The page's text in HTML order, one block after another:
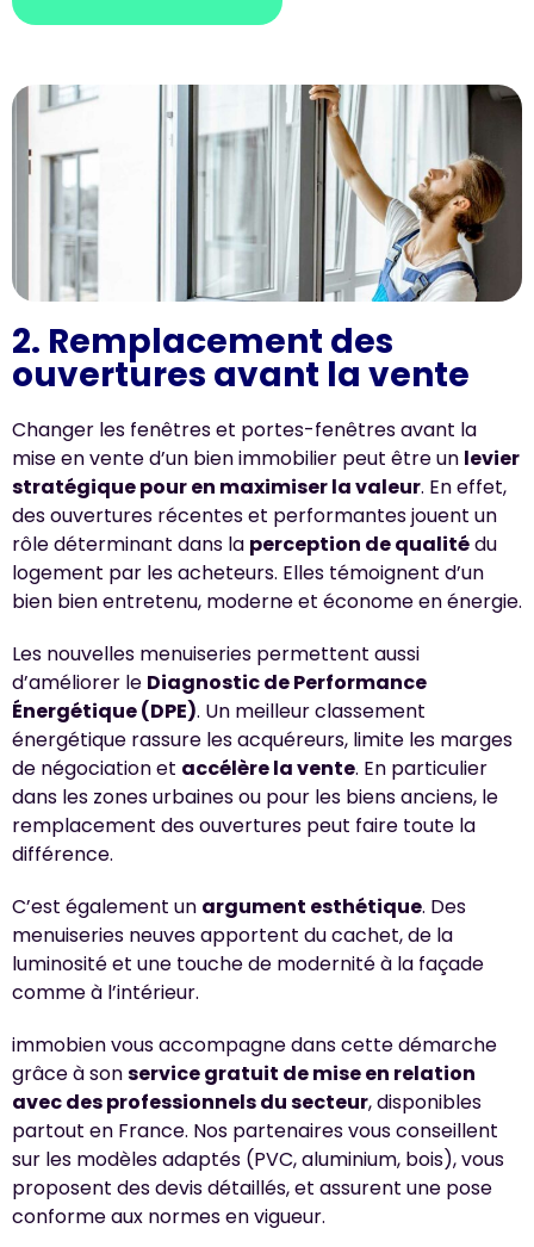
2. Remplacement des
ouvertures avant la vente
Changer les fenêtres et portes-fenêtres avant la
mise en vente d’un bien immobilier peut être un levier
stratégique pour en maximiser la valeur. En effet,
des ouvertures récentes et performantes jouent un
rôle déterminant dans la perception de qualitédu
logement par les acheteurs. Elles témoignent d’un
bien bien entretenu, moderne et économe en énergie.
Les nouvelles menuiseries permettent aussi
d’améliorer le Diagnostic de Performance
Énergétique (DPE). Un meilleur classement
énergétique rassure les acquéreurs, limite les marges
de négociation et accélère la vente. En particulier
dans les zones urbaines ou pour les biens anciens, le
remplacement des ouvertures peut faire toute la
différence.
C’est également un argument esthétique. Des
menuiseries neuves apportent du cachet, de la
luminosité et une touche de modernité à la façade
comme à l’intérieur.
immobien vous accompagne dans cette démarche
grâce à sonservice gratuit de mise en relation
avec des professionnels du secteur, disponibles
partout en France. Nos partenaires vous conseillent
sur les modèles adaptés (PVC, aluminium, bois), vous
proposent des devis détaillés, et assurent une pose
conforme aux normes en vigueur.